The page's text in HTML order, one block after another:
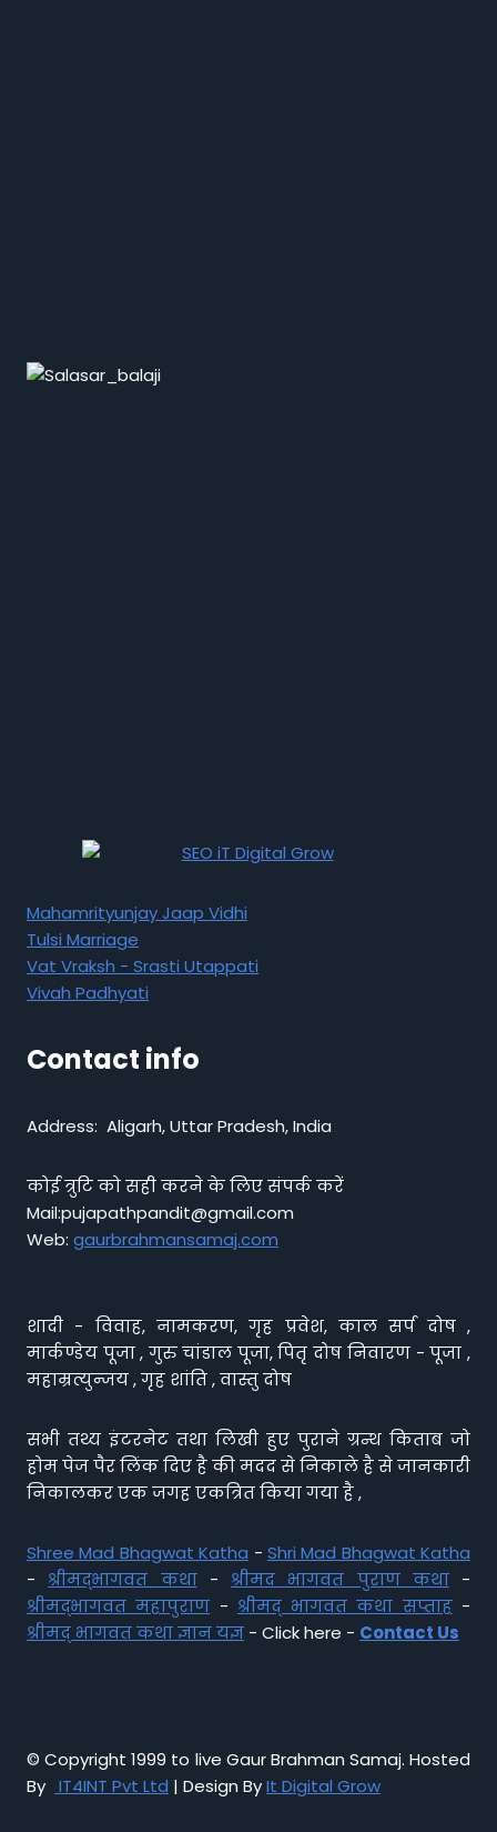
Mahamrityunjay Jaap Vidhi
Tulsi Marriage
Vat Vraksh - Srasti Utappati
Vivah Padhyati
Contact info
Address: Aligarh, Uttar Pradesh, India
कोई त्रुटि को सही करने के लिए संपर्क करें
Mail:pujapathpandit@gmail.com
Web: gaurbrahmansamaj.com
शादी - विवाह, नामकरण, गृह प्रवेश, काल सर्प दोष ,
मार्कण्डेय पूजा , गुरु चांडाल पूजा, पितृ दोष निवारण - पूजा ,
महाम्रत्युन्जय , गृह शांति , वास्तु दोष
सभी तथ्य इंटरनेट तथा लिखी हुए पुराने ग्रन्थ किताब जो
होम पेज पैर लिंक दिए है की मदद से निकाले है से जानकारी
निकालकर एक जगह एकत्रित किया गया है ,
Shree Mad Bhagwat Katha - Shri Mad Bhagwat Katha
- श्रीमद्भागवत कथा- श्रीमद भागवत पुराण कथा-
श्रीमद्भागवत महापुराण - श्रीमद् भागवत कथा सप्ताह-
श्रीमद् भागवत कथा ज्ञान यज्ञ - Click here - Contact Us
© Copyright 1999 to live Gaur Brahman Samaj. Hosted
By IT4INT Pvt Ltd | Design ByIt Digital Grow